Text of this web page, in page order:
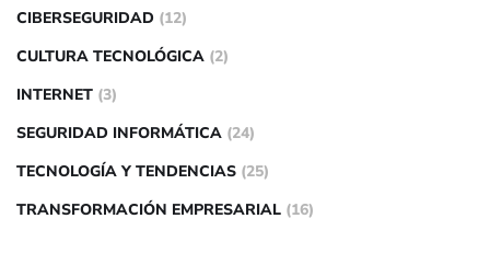
CIBERSEGURIDAD (12)
CULTURA TECNOLÓGICA (2)
INTERNET (3)
SEGURIDAD INFORMÁTICA (24)
TECNOLOGÍA Y TENDENCIAS (25)
TRANSFORMACIÓN EMPRESARIAL (16)